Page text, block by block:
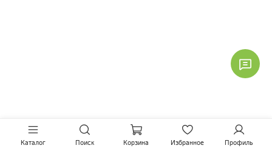
Каталог Поиск Корзина Избранное Профиль